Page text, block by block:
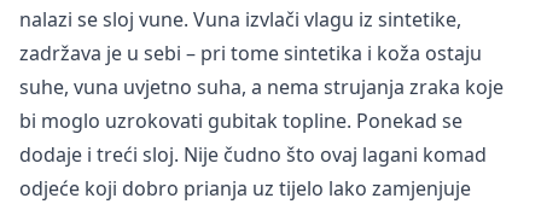
nalazi se sloj vune. Vuna izvlači vlagu iz sintetike,
zadržava je u sebi – pri tome sintetika i koža ostaju
suhe, vuna uvjetno suha, a nema strujanja zraka koje
bi moglo uzrokovati gubitak topline. Ponekad se
dodaje i treći sloj. Nije čudno što ovaj lagani komad
odjeće koji dobro prianja uz tijelo lako zamjenjuje